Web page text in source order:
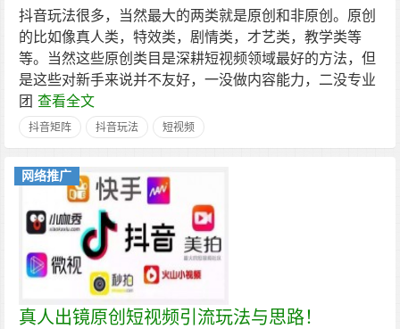
抖音玩法很多，当然最大的两类就是原创和非原创。原创
的比如像真人类，特效类，剧情类，才艺类，教学类等
等。当然这些原创类目是深耕短视频领域最好的方法，但
是这些对新手来说并不友好，一没做内容能力，二没专业
团 查看全文
抖音矩阵 抖音玩法 短视频
网络推广
真人出镜原创短视频引流玩法与思路！